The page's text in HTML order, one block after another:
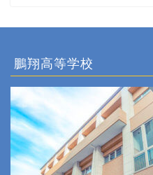
鵬翔高等学校